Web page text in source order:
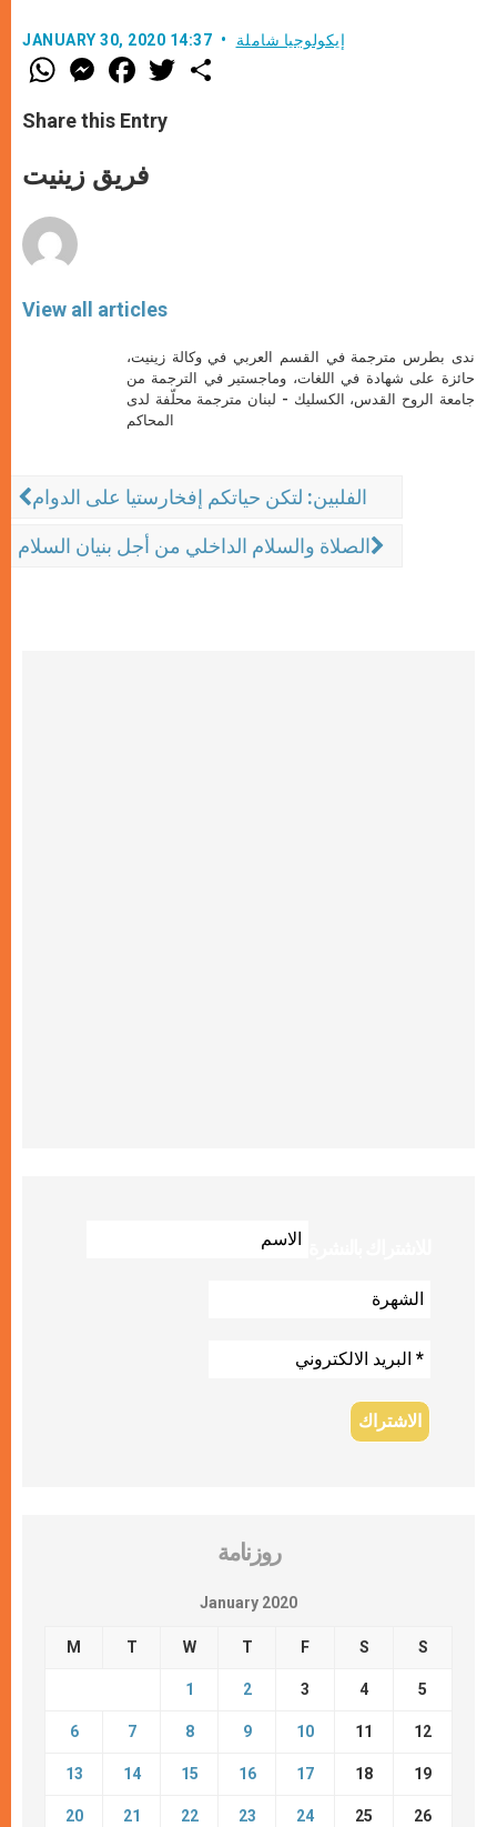
JANUARY 30, 2020 14:37 إيكولوجيا شاملة
W
h
t
s
p
p
M
e
s
e
g
e
F
a
e
b
o
k
w
Share this Entry
فريق زينيت
View all articles
ندى بطرس مترجمة في القسم العربي في وكالة زينيت،
حائزة على شهادة في اللغات، وماجستير في الترجمة من
جامعة الروح القدس، الكسليك - لبنان مترجمة محلّفة لدى
المحاكم
الفلبين: لتكن حياتكم إفخارستيا على الدوام
الصلاة والسلام الداخلي من أجل بنيان السلام
روزنامة
January 2020
M T W T F S S
1 2 3 4 5
6 7 8 9 10 11 12
13 14 15 16 17 18 19
20 21 22 23 24 25 26